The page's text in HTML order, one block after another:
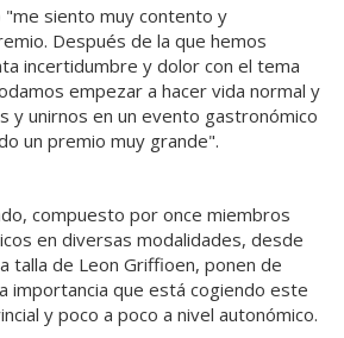
"me siento muy contento y
Después de la que hemos
incertidumbre y dolor con el tema
empezar a hacer vida normal y
y unirnos en un evento gastronómico
un premio muy grande".
compuesto por once miembros
en diversas modalidades, desde
talla de Leon Griffioen, ponen de
importancia que está cogiendo este
y poco a poco a nivel autonómico.